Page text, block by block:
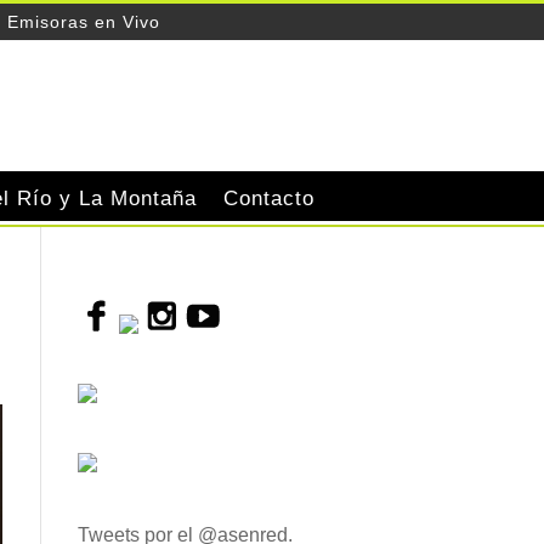
Emisoras en Vivo
Río y La Montaña Contacto
Tweets por el @asenred.